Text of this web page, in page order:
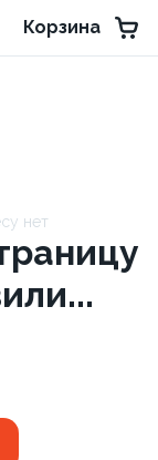
Корзина
нет